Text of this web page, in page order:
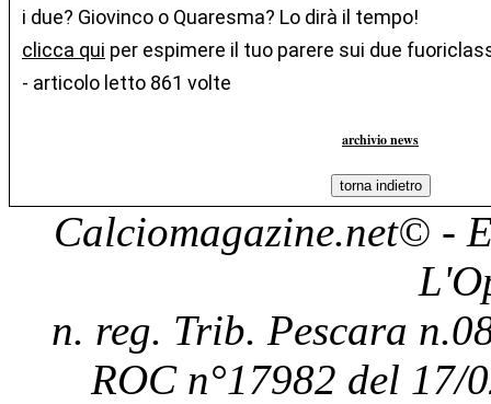
i due? Giovinco o Quaresma? Lo dirà il tempo!
clicca qui per espimere il tuo parere sui due
- articolo letto 861 volte
archivio news
Calciomagazine.net© -
n. reg. Trib. Pescara
ROC n°17982 del 17/